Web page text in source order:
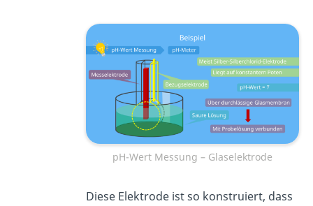
pH-Wert Messung – Glaselektrode
Diese Elektrode ist so konstruiert, dass